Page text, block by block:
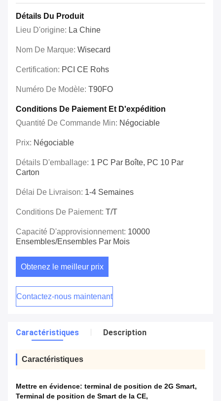
Détails Du Produit
Lieu D'origine: La Chine
Nom De Marque: Wisecard
Certification: PCI CE Rohs
Numéro De Modèle: T90FO
Conditions De Paiement Et D'expédition
Quantité De Commande Min: Négociable
Prix: Négociable
Détails D'emballage: 1 PC Par Boîte, PC 10 Par
Carton
Délai De Livraison: 1-4 Semaines
Conditions De Paiement: T/T
Capacité D'approvisionnement: 10000
Ensembles/ensembles Par Mois
Obtenez le meilleur prix
Contactez-nous maintenant
Caractéristiques Description
Caractéristiques
Mettre en évidence: terminal de position de 2G Smart,
Terminal de position de Smart de la CE,